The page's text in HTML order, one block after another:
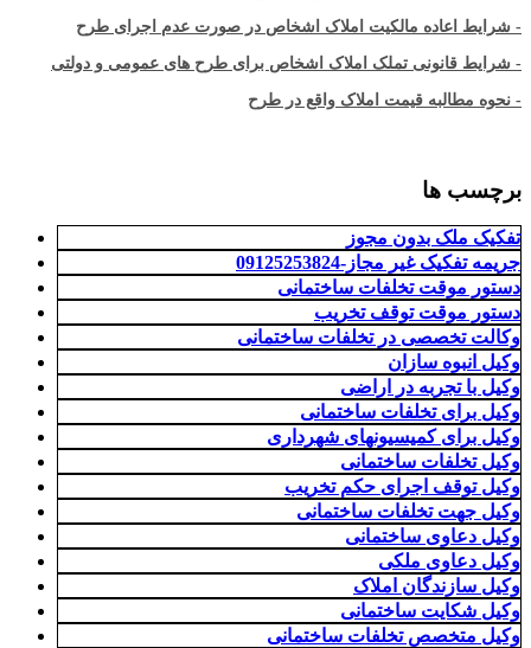
- شرایط اعاده مالکیت املاک اشخاص در صورت عدم اجرای طرح
- شرایط قانونی تملک املاک اشخاص برای طرح های عمومی و دولتی
- نحوه مطالبه قیمت املاک واقع در طرح
برچسب ها
تفکیک ملک بدون مجوز
جریمه تفکیک غیر مجاز-09125253824
دستور موقت تخلفات ساختمانی
دستور موقت توقف تخریب
وکالت تخصصی در تخلفات ساختمانی
وکیل انبوه سازان
وکیل با تجربه در اراضی
وکیل برای تخلفات ساختمانی
وکیل برای کمیسیونهای شهرداری
وکیل تخلفات ساختمانی
وکیل توقف اجرای حکم تخریب
وکیل جهت تخلفات ساختمانی
وکیل دعاوی ساختمانی
وکیل دعاوی ملکی
وکیل سازندگان املاک
وکیل شکایت ساختمانی
وکیل متخصص تخلفات ساختمانی